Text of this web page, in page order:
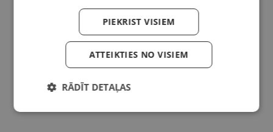
PIEKRIST VISIEM
ATTEIKTIES NO VISIEM
RĀDĪT DETAĻAS